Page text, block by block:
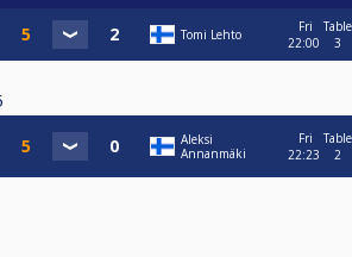
Tomi Lehto
Fri
22:00
Table
3
Aleksi
Annanmäki
Fri
22:23
Table
2